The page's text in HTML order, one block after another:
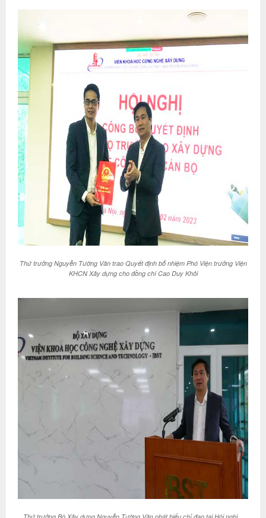
Thứ trưởng Nguyễn Tường Văn trao Quyết định bổ nhiệm Phó Viện trưởng Viện
KHCN Xây dựng cho đồng chí Cao Duy Khôi